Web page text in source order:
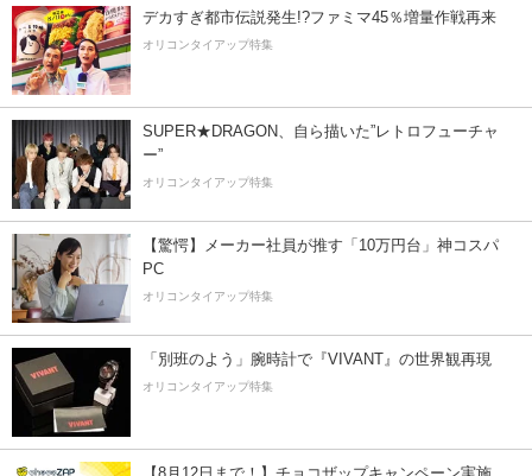
デカすぎ都市伝説発生!?ファミマ45％増量作戦再来
オリコンタイアップ特集
SUPER★DRAGON、自ら描いた”レトロフューチャ
ー”
オリコンタイアップ特集
【驚愕】メーカー社員が推す「10万円台」神コスパ
PC
オリコンタイアップ特集
「別班のよう」腕時計で『VIVANT』の世界観再現
オリコンタイアップ特集